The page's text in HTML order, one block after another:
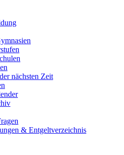
nächsten Zeit
& Entgeltverzeichnis